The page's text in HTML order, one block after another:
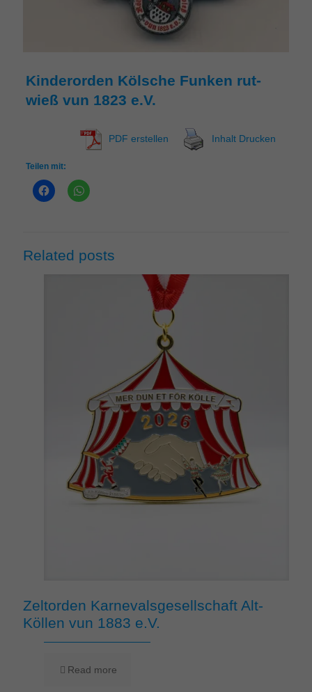
Kinderorden Kölsche Funken rut-
wieß vun 1823 e.V.
PDF erstellen Inhalt Drucken
Teilen mit:
Related posts
Zeltorden Karnevalsgesellschaft Alt-
Köllen vun 1883 e.V.
Read more